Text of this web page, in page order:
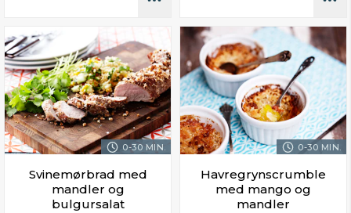
0-30 MIN.
Svinemørbrad med
mandler og
bulgursalat
0-30 MIN.
Havregrynscrumble
med mango og
mandler